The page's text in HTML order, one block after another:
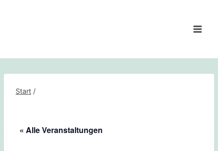
Start /
« Alle Veranstaltungen